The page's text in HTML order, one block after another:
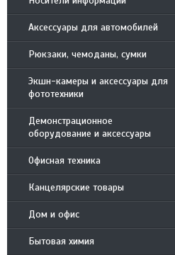
Аксессуары для автомобилей
Рюкзаки, чемоданы, сумки
Экшн-камеры и аксессуары для
фототехники
Демонстрационное
оборудование и аксессуары
Офисная техника
Канцелярские товары
Дом и офис
Бытовая химия